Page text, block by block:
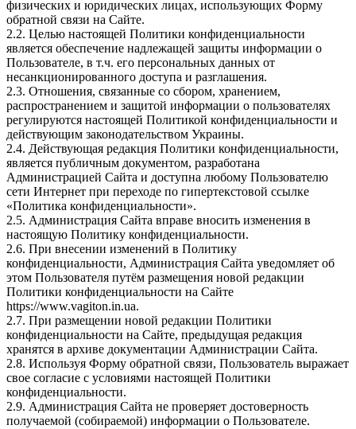
физических и юридических лицах, использующих Форму
обратной связи на Сайте.
2.2. Целью настоящей Политики конфиденциальности
является обеспечение надлежащей защиты информации о
Пользователе, в т.ч. его персональных данных от
несанкционированного доступа и разглашения.
2.3. Отношения, связанные со сбором, хранением,
распространением и защитой информации о пользователях
регулируются настоящей Политикой конфиденциальности и
действующим законодательством Украины.
2.4. Действующая редакция Политики конфиденциальности,
является публичным документом, разработана
Администрацией Сайта и доступна любому Пользователю
сети Интернет при переходе по гипертекстовой ссылке
«Политика конфиденциальности».
2.5. Администрация Сайта вправе вносить изменения в
настоящую Политику конфиденциальности.
2.6. При внесении изменений в Политику
конфиденциальности, Администрация Сайта уведомляет об
этом Пользователя путём размещения новой редакции
Политики конфиденциальности на Сайте
https://www.vagiton.in.ua.
2.7. При размещении новой редакции Политики
конфиденциальности на Сайте, предыдущая редакция
хранятся в архиве документации Администрации Сайта.
2.8. Используя Форму обратной связи, Пользователь выражает
свое согласие с условиями настоящей Политики
конфиденциальности.
2.9. Администрация Сайта не проверяет достоверность
получаемой (собираемой) информации о Пользователе.